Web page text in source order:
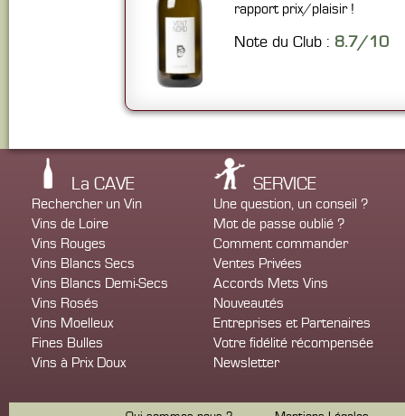
rapport prix/plaisir !
Note du Club : 8.7/10
La CAVE
Rechercher un Vin
Vins de Loire
Vins Rouges
Vins Blancs Secs
Vins Blancs Demi-Secs
Vins Rosés
Vins Moelleux
Fines Bulles
Vins à Prix Doux
SERVICE
Une question, un conseil ?
Mot de passe oublié ?
Comment commander
Ventes Privées
Accords Mets Vins
Nouveautés
Entreprises et Partenaires
Votre fidélité récompensée
Newsletter